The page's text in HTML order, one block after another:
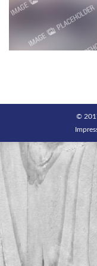
©